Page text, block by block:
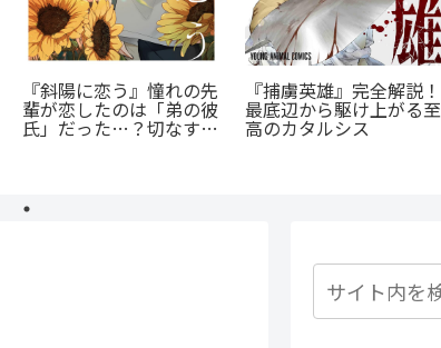
『斜陽に恋う』憧れの先
輩が恋したのは「弟の彼
氏」だった…？切なすぎ
『捕虜英雄』完全解説！
最底辺から駆け上がる至
高のカタルシス